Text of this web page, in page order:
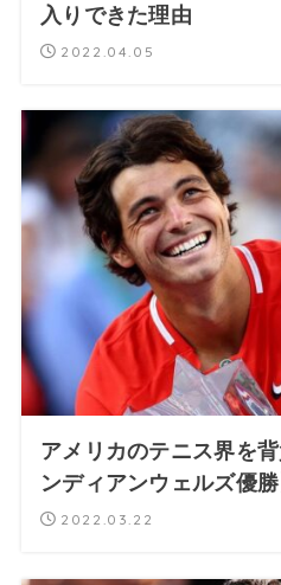
入りできた理由
2022.04.05
アメリカのテニス界を
ンディアンウェルズ優勝
2022.03.22